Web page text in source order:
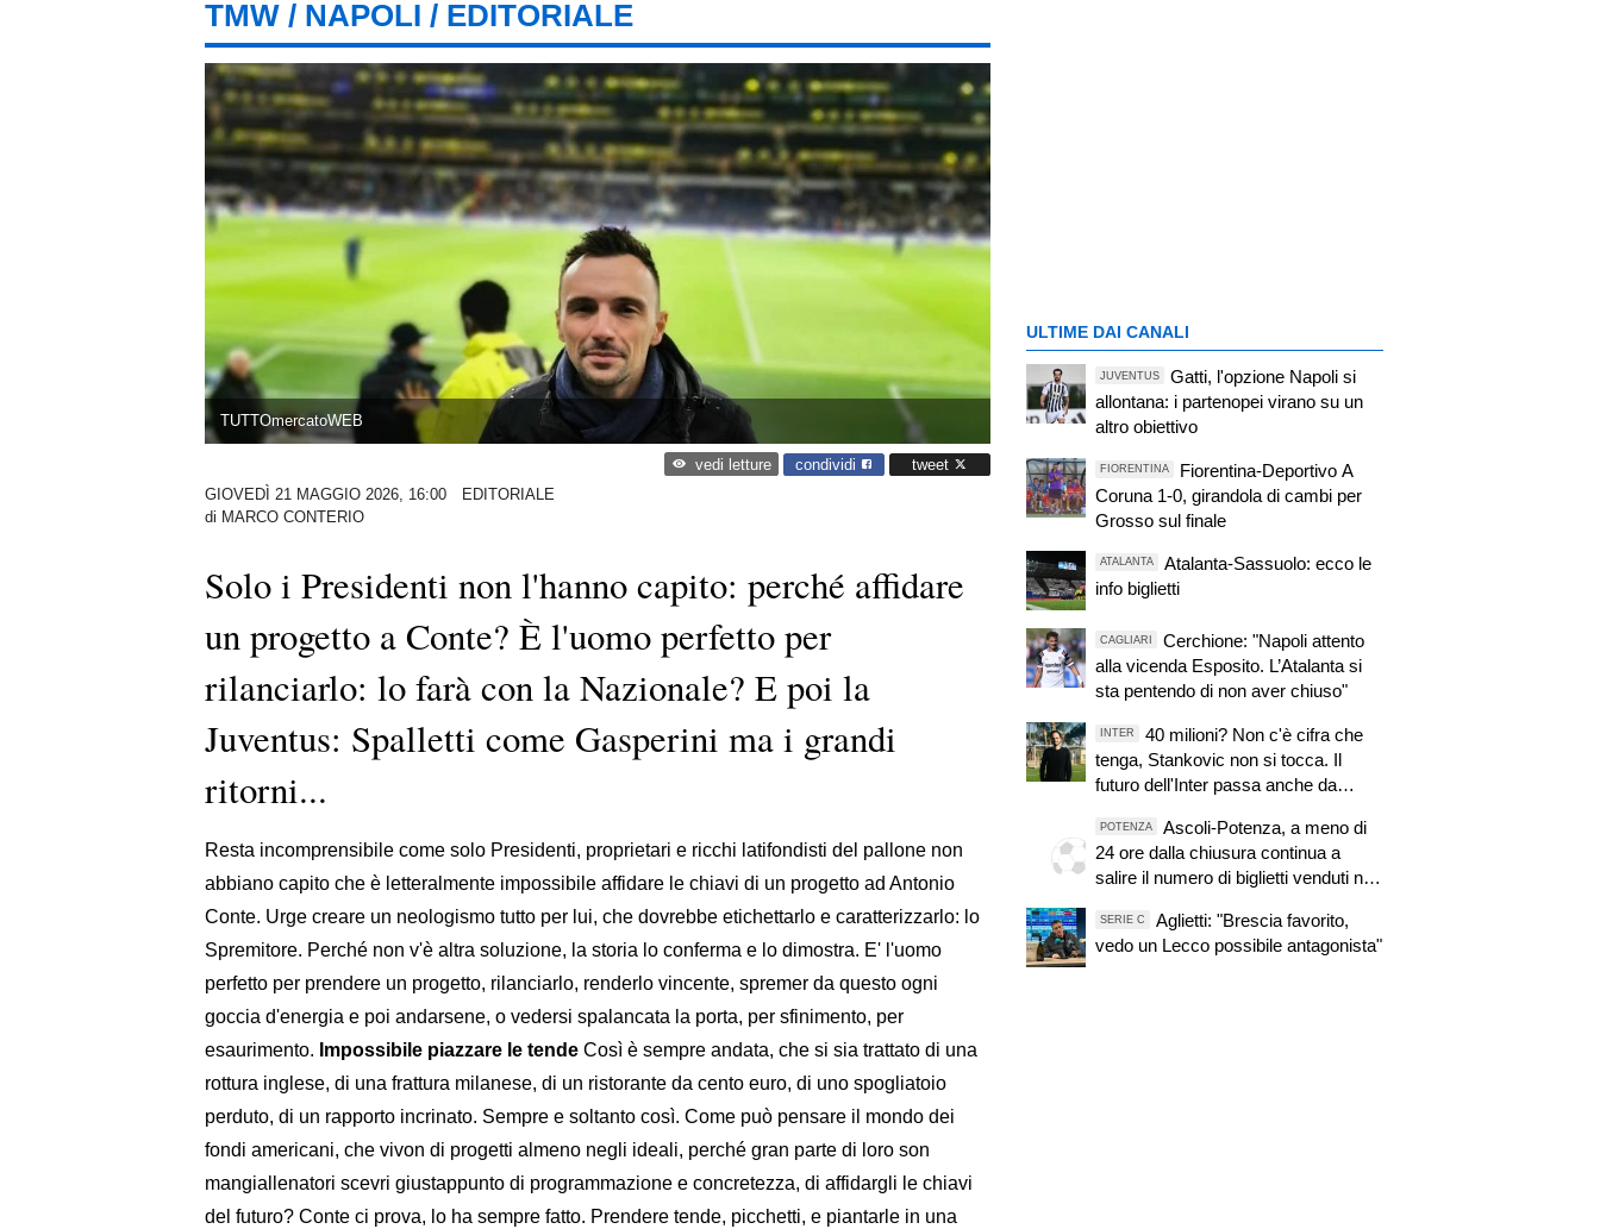
TMW / NAPOLI / EDITORIALE
TUTTOmercatoWEB
vedi letture condividi
tweet
GIOVEDÌ 21 MAGGIO 2026, 16:00
EDITORIALE
di MARCO CONTERIO
Solo i Presidenti non l'hanno capito: perché affidare
un progetto a Conte? È l'uomo perfetto per
rilanciarlo: lo farà con la Nazionale? E poi la
Juventus: Spalletti come Gasperini ma i grandi
ritorni...
Resta incomprensibile come solo Presidenti, proprietari e ricchi latifondisti del pallone non
abbiano capito che è letteralmente impossibile affidare le chiavi di un progetto ad Antonio
Conte. Urge creare un neologismo tutto per lui, che dovrebbe etichettarlo e caratterizzarlo: lo
Spremitore. Perché non v'è altra soluzione, la storia lo conferma e lo dimostra. E' l'uomo
perfetto per prendere un progetto, rilanciarlo, renderlo vincente, spremer da questo ogni
goccia d'energia e poi andarsene, o vedersi spalancata la porta, per sfinimento, per
esaurimento. Impossibile piazzare le tende Così è sempre andata, che si sia trattato di una
rottura inglese, di una frattura milanese, di un ristorante da cento euro, di uno spogliatoio
perduto, di un rapporto incrinato. Sempre e soltanto così. Come può pensare il mondo dei
fondi americani, che vivon di progetti almeno negli ideali, perché gran parte di loro son
mangiallenatori scevri giustappunto di programmazione e concretezza, di affidargli le chiavi
del futuro? Conte ci prova, lo ha sempre fatto. Prendere tende, picchetti, e piantarle in una
ULTIME DAI CANALI
JUVENTUS
Gatti, l'opzione Napoli si
allontana: i partenopei virano su un
altro obiettivo
FIORENTINA
Fiorentina-Deportivo A
Coruna 1-0, girandola di cambi per
Grosso sul finale
ATALANTA
Atalanta-Sassuolo: ecco le
info biglietti
CAGLIARI
Cerchione: "Napoli attento
alla vicenda Esposito. L’Atalanta si
sta pentendo di non aver chiuso"
INTER
40 milioni? Non c'è cifra che
tenga, Stankovic non si tocca. Il
futuro dell'Inter passa anche da
POTENZA
Ascoli-Potenza, a meno di
24 ore dalla chiusura continua a
salire il numero di biglietti venduti nel
SERIE C
Aglietti: "Brescia favorito,
vedo un Lecco possibile antagonista"